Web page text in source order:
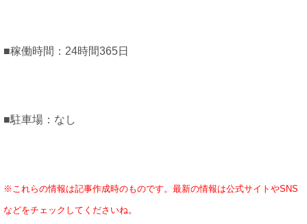
■稼働時間：24時間365日
■駐車場：なし
※これらの情報は記事作成時のものです。最新の情報は公式サイトやSNS
などをチェックしてくださいね。